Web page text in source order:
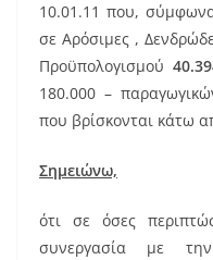
10.01.11 που,
σε Αρόσιμες ,
Προϋπολογισμού
180.000 –
που βρίσκονται κάτω
Σημειώνω,
ότι σε όσες
συνεργασία με